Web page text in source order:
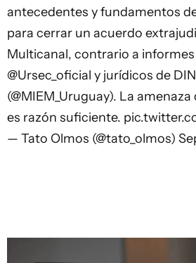
antecedentes y fundamentos
para cerrar un acuerdo
Multicanal, contrario a
@Ursec_oficial y jurídicos de
(@MIEM_Uruguay). La amenaza
es razón suficiente.
— Tato Olmos (@tato_olmos)